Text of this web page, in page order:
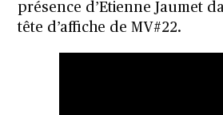
présence d’Etienne Jaumet
tête d’affiche de MV#22.